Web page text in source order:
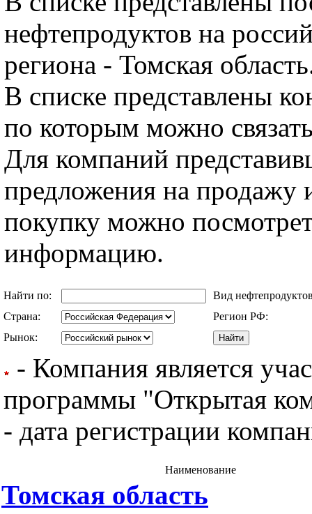
нефтепродуктов на
региона - Томская
В списке представлены
по которым можно
Для компаний
предложения на продажу
покупку можно
информацию.
Найти по:
Вид
Страна:
Регион РФ:
Рынок:
- Компания является
программы "Открытая
- дата регистрации
Наименование
Томская область